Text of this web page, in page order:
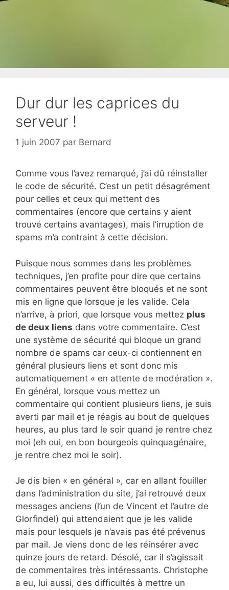
Dur dur les caprices du
serveur !
1 juin 2007 par Bernard
Comme vous l’avez remarqué, j’ai dû réinstaller
le code de sécurité. C’est un petit désagrément
pour celles et ceux qui mettent des
commentaires (encore que certains y aient
trouvé certains avantages), mais l’irruption de
spams m’a contraint à cette décision.
Puisque nous sommes dans les problèmes
techniques, j’en profite pour dire que certains
commentaires peuvent être bloqués et ne sont
mis en ligne que lorsque je les valide. Cela
n’arrive, à priori, que lorsque vous mettez plus
de deux liens dans votre commentaire. C’est
une système de sécurité qui bloque un grand
nombre de spams car ceux-ci contiennent en
général plusieurs liens et sont donc mis
automatiquement « en attente de modération ».
En général, lorsque vous mettez un
commentaire qui contient plusieurs liens, je suis
averti par mail et je réagis au bout de quelques
heures, au plus tard le soir quand je rentre chez
moi (eh oui, en bon bourgeois quinquagénaire,
je rentre chez moi le soir).
Je dis bien « en général », car en allant fouiller
dans l’administration du site, j’ai retrouvé deux
messages anciens (l’un de Vincent et l’autre de
Glorfindel) qui attendaient que je les valide
mais pour lesquels je n’avais pas été prévenus
par mail. Je viens donc de les réinsérer avec
quinze jours de retard. Désolé, car il s’agissait
de commentaires très intéressants. Christophe
a eu, lui aussi, des difficultés à mettre un